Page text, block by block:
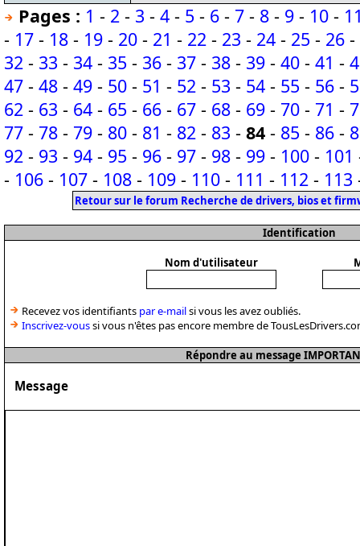
Pages : 1 - 2 - 3 - 4 - 5 - 6 - 7 - 8 - 9 - 10 -
- 17 - 18 - 19 - 20 - 21 - 22 - 23 - 24 - 25 - 26 -
32 - 33 - 34 - 35 - 36 - 37 - 38 - 39 - 40 - 41 -
47 - 48 - 49 - 50 - 51 - 52 - 53 - 54 - 55 - 56 -
62 - 63 - 64 - 65 - 66 - 67 - 68 - 69 - 70 - 71 -
77 - 78 - 79 - 80 - 81 - 82 - 83 - 84 - 85 - 86 -
92 - 93 - 94 - 95 - 96 - 97 - 98 - 99 - 100 - 101
- 106 - 107 - 108 - 109 - 110 - 111 - 112 - 113
Retour sur le forum Recherche de drivers, bios et
Identification
Nom d'utilisateur
Recevez vos identifiants par e-mailsi vous les avez oubliés.
Inscrivez-voussi vous n'êtes pas encore membre de
Répondre au message
Message